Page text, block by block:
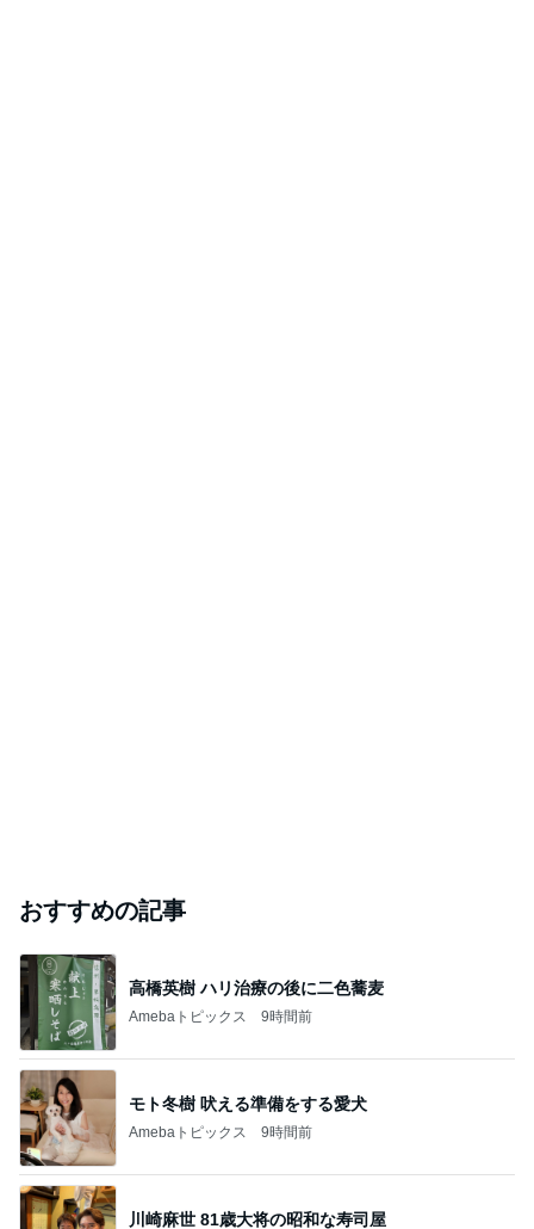
おすすめの記事
高橋英樹 ハリ治療の後に二色蕎麦
Amebaトピックス 9時間前
モト冬樹 吠える準備をする愛犬
Amebaトピックス 9時間前
川崎麻世 81歳大将の昭和な寿司屋